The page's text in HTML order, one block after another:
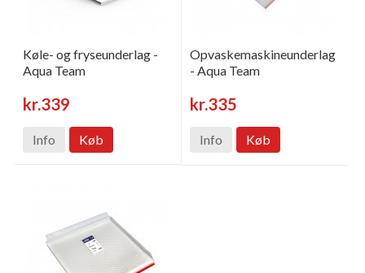
Køle- og fryseunderlag -
Aqua Team
kr.339
Info Køb
Opvaskemaskineunderlag
- Aqua Team
kr.335
Info Køb